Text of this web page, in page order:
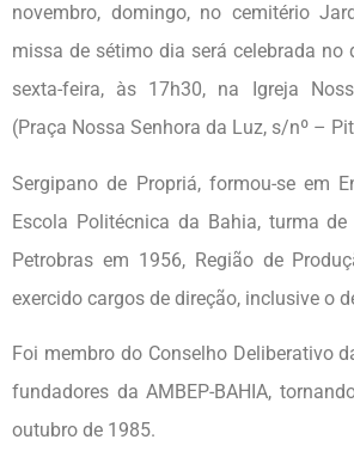
novembro, domingo, no cemitério
missa de sétimo dia será celebrada no
sexta-feira, às 17h30, na Igreja
(Praça Nossa Senhora da Luz, s/nº –
Sergipano de Propriá, formou-se em
Escola Politécnica da Bahia, turma
Petrobras em 1956, Região de
exercido cargos de direção, inclusive o
Foi membro do Conselho Deliberativo
fundadores da AMBEP-BAHIA,
outubro de 1985.